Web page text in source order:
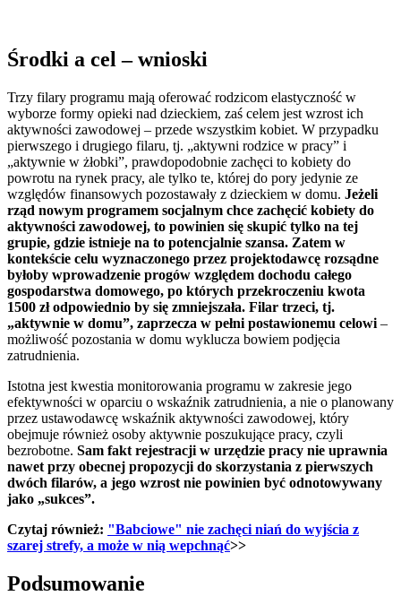
Środki a cel – wnioski
Trzy filary programu mają oferować rodzicom elastyczność w
wyborze formy opieki nad dzieckiem, zaś celem jest wzrost ich
aktywności zawodowej – przede wszystkim kobiet. W przypadku
pierwszego i drugiego filaru, tj. „aktywni rodzice w pracy” i
„aktywnie w żłobki”, prawdopodobnie zachęci to kobiety do
powrotu na rynek pracy, ale tylko te, której do pory jedynie ze
względów finansowych pozostawały z dzieckiem w domu. Jeżeli
rząd nowym programem socjalnym chce zachęcić kobiety do
aktywności zawodowej, to powinien się skupić tylko na tej
grupie, gdzie istnieje na to potencjalnie szansa. Zatem w
kontekście celu wyznaczonego przez projektodawcę rozsądne
byłoby wprowadzenie progów względem dochodu całego
gospodarstwa domowego, po których przekroczeniu kwota
1500 zł odpowiednio by się zmniejszała. Filar trzeci, tj.
„aktywnie w domu”, zaprzecza w pełni postawionemu celowi –
możliwość pozostania w domu wyklucza bowiem podjęcia
zatrudnienia.
Istotna jest kwestia monitorowania programu w zakresie jego
efektywności w oparciu o wskaźnik zatrudnienia, a nie o planowany
przez ustawodawcę wskaźnik aktywności zawodowej, który
obejmuje również osoby aktywnie poszukujące pracy, czyli
bezrobotne. Sam fakt rejestracji w urzędzie pracy nie uprawnia
nawet przy obecnej propozycji do skorzystania z pierwszych
dwóch filarów, a jego wzrost nie powinien być odnotowywany
jako „sukces”.
Czytaj również: "Babciowe" nie zachęci niań do wyjścia z
szarej strefy, a może w nią wepchnąć>>
Podsumowanie